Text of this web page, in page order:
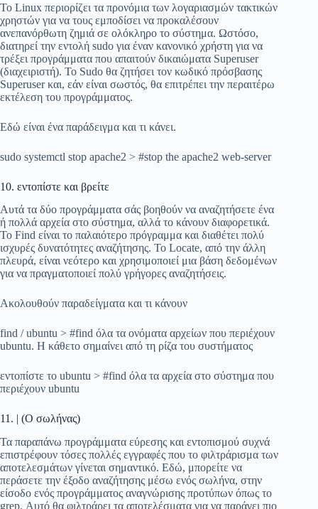
Το Linux περιορίζει τα προνόμια των λογαριασμών τακτικών
χρηστών για να τους εμποδίσει να προκαλέσουν
ανεπανόρθωτη ζημιά σε ολόκληρο το σύστημα. Ωστόσο,
διατηρεί την εντολή sudo για έναν κανονικό χρήστη για να
τρέξει προγράμματα που απαιτούν δικαιώματα Superuser
(διαχειριστή). Το Sudo θα ζητήσει τον κωδικό πρόσβασης
Superuser και, εάν είναι σωστός, θα επιτρέπει την περαιτέρω
εκτέλεση του προγράμματος.
Εδώ είναι ένα παράδειγμα και τι κάνει.
sudo systemctl stop apache2 > #stop the apache2 web-server
10. εντοπίστε και βρείτε
Αυτά τα δύο προγράμματα σάς βοηθούν να αναζητήσετε ένα
ή πολλά αρχεία στο σύστημα, αλλά το κάνουν διαφορετικά.
Το Find είναι το παλαιότερο πρόγραμμα και διαθέτει πολύ
ισχυρές δυνατότητες αναζήτησης. Το Locate, από την άλλη
πλευρά, είναι νεότερο και χρησιμοποιεί μια βάση δεδομένων
για να πραγματοποιεί πολύ γρήγορες αναζητήσεις.
Ακολουθούν παραδείγματα και τι κάνουν
find / ubuntu > #find όλα τα ονόματα αρχείων που περιέχουν
ubuntu. Η κάθετο σημαίνει από τη ρίζα του συστήματος
εντοπίστε το ubuntu > #find όλα τα αρχεία στο σύστημα που
περιέχουν ubuntu
11. | (Ο σωλήνας)
Τα παραπάνω προγράμματα εύρεσης και εντοπισμού συχνά
επιστρέφουν τόσες πολλές εγγραφές που το φιλτράρισμα των
αποτελεσμάτων γίνεται σημαντικό. Εδώ, μπορείτε να
περάσετε την έξοδο αναζήτησης μέσω ενός σωλήνα, στην
είσοδο ενός προγράμματος αναγνώρισης προτύπων όπως το
grep. Αυτό θα φιλτράρει τα αποτελέσματα για να παράγει πιο